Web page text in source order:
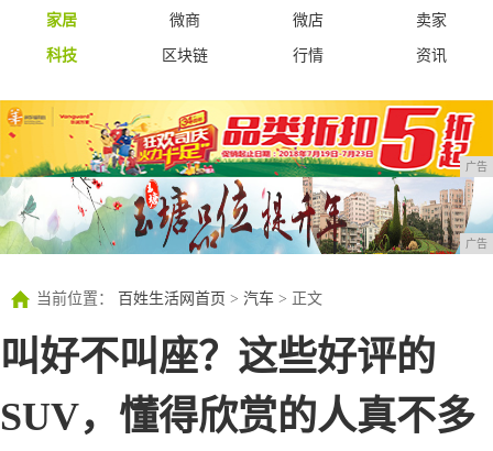
家居
微商 微店
卖家
科技
区块链 行情 资讯
广告
广告
当前位置： 百姓生活网首页 > 汽车 > 正文
叫好不叫座？这些好评的
SUV，懂得欣赏的人真不多